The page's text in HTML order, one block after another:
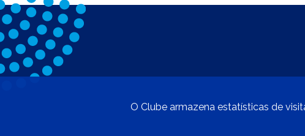
O Clube armazena estatísticas de